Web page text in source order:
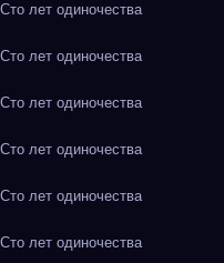
лет одиночества
лет одиночества
лет одиночества
лет одиночества
лет одиночества
лет одиночества